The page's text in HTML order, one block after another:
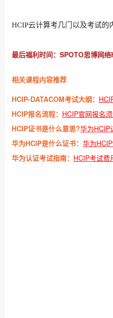
HCIP云计算考几门以及考试的
最后福利时间：SPOTO思博网
相关课程内容推荐
HCIP-DATACOM考试大纲：
HCIP报名流程： HCIP官网报名
HCIP证书是什么意思?华为HCIP
华为HCIP是什么证书： 华为
华为认证考试指南： HCIP考试费